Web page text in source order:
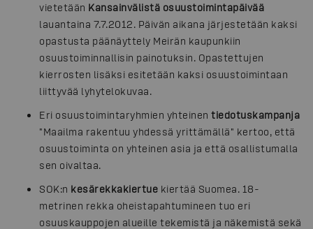
vietetään Kansainvälistä osuustoimintapäivää
lauantaina 7.7.2012. Päivän aikana järjestetään kaksi
opastusta päänäyttely Meirän kaupunkiin
osuustoiminnallisin painotuksin. Opastettujen
kierrosten lisäksi esitetään kaksi osuustoimintaan
liittyvää lyhytelokuvaa.
Eri osuustoimintaryhmien yhteinen tiedotuskampanja
"Maailma rakentuu yhdessä yrittämällä" kertoo, että
osuustoiminta on yhteinen asia ja että osallistumalla
sen oivaltaa.
SOK:n kesärekkakiertue kiertää Suomea. 18-
metrinen rekka oheistapahtumineen tuo eri
osuuskauppojen alueille tekemistä ja näkemistä sekä